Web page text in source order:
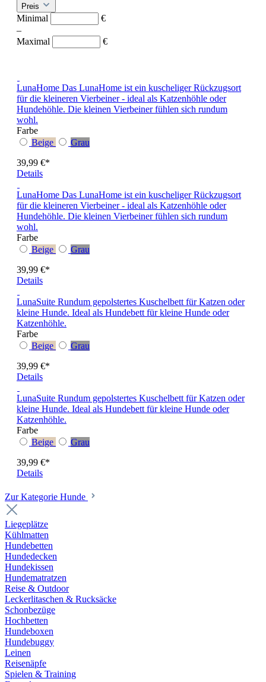
Preis
Minimal
€
–
Maximal
€
LunaHome Das LunaHome ist ein kuscheliger Rückzugsort
für die kleineren Vierbeiner - ideal als Katzenhöhle oder
Hundehöhle. Die kleinen Vierbeiner fühlen sich rundum
wohl.
Farbe
Beige
Grau
39,99 €*
Details
LunaHome Das LunaHome ist ein kuscheliger Rückzugsort
für die kleineren Vierbeiner - ideal als Katzenhöhle oder
Hundehöhle. Die kleinen Vierbeiner fühlen sich rundum
wohl.
Farbe
Beige
Grau
39,99 €*
Details
LunaSuite Rundum gepolstertes Kuschelbett für Katzen oder
kleine Hunde. Ideal als Hundebett für kleine Hunde oder
Katzenhöhle.
Farbe
Beige
Grau
39,99 €*
Details
LunaSuite Rundum gepolstertes Kuschelbett für Katzen oder
kleine Hunde. Ideal als Hundebett für kleine Hunde oder
Katzenhöhle.
Farbe
Beige
Grau
39,99 €*
Details
Zur Kategorie Hunde
Liegeplätze
Kühlmatten
Hundebetten
Hundedecken
Hundekissen
Hundematratzen
Reise & Outdoor
Leckerlitaschen & Rucksäcke
Schonbezüge
Hochbetten
Hundeboxen
Hundebuggy
Leinen
Reisenäpfe
Spielen & Training